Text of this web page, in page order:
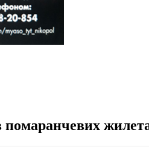
помаранчевих